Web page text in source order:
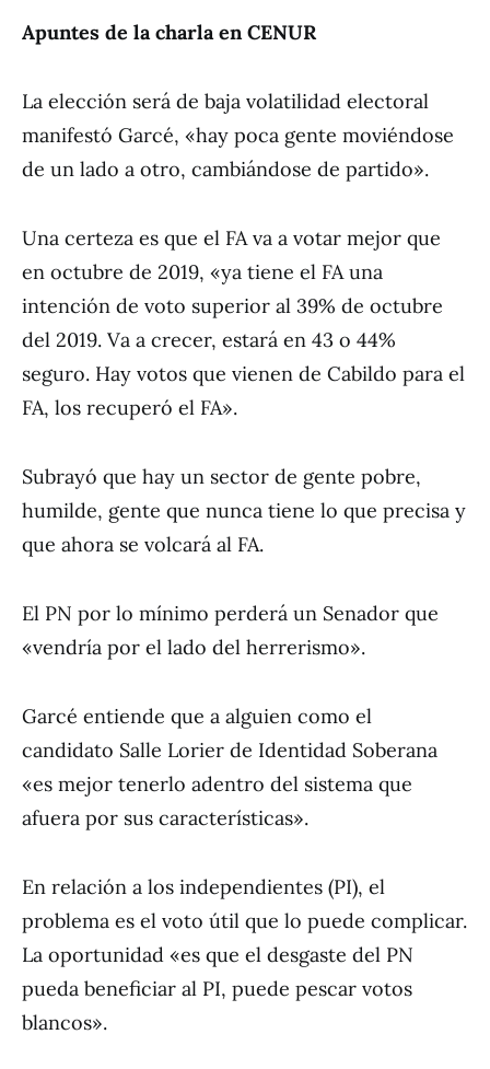
Apuntes de la charla en CENUR
La elección será de baja volatilidad electoral
manifestó Garcé, «hay poca gente moviéndose
de un lado a otro, cambiándose de partido».
Una certeza es que el FA va a votar mejor que
en octubre de 2019, «ya tiene el FA una
intención de voto superior al 39% de octubre
del 2019. Va a crecer, estará en 43 o 44%
seguro. Hay votos que vienen de Cabildo para el
FA, los recuperó el FA».
Subrayó que hay un sector de gente pobre,
humilde, gente que nunca tiene lo que precisa y
que ahora se volcará al FA.
El PN por lo mínimo perderá un Senador que
«vendría por el lado del herrerismo».
Garcé entiende que a alguien como el
candidato Salle Lorier de Identidad Soberana
«es mejor tenerlo adentro del sistema que
afuera por sus características».
En relación a los independientes (PI), el
problema es el voto útil que lo puede complicar.
La oportunidad «es que el desgaste del PN
pueda beneficiar al PI, puede pescar votos
blancos».